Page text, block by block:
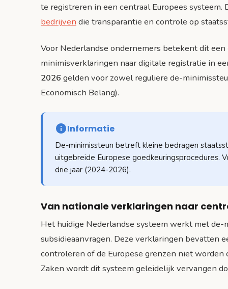
te registreren in een centraal Europees
bedrijven die transparantie en controle op
Voor Nederlandse ondernemers betekent dit
minimisverklaringen naar digitale registratie in
2026 gelden voor zowel reguliere de-
Economisch Belang).
Informatie
De-minimissteun betreft kleine bedragen
uitgebreide Europese goedkeuringsprocedures.
drie jaar (2024-2026).
Van nationale verklaringen naar
Het huidige Nederlandse systeem werkt met
subsidieaanvragen. Deze verklaringen bevatten
controleren of de Europese grenzen niet
Zaken wordt dit systeem geleidelijk vervangen